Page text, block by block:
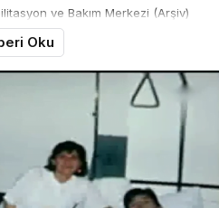
ve Bakım Merkezi (Arşiv)
Oku